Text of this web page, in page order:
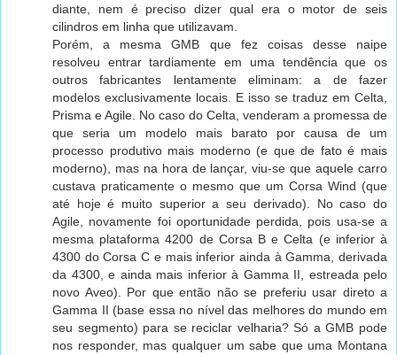
diante, nem é preciso dizer qual era o motor de seis
cilindros em linha que utilizavam.
Porém, a mesma GMB que fez coisas desse naipe
resolveu entrar tardiamente em uma tendência que os
outros fabricantes lentamente eliminam: a de fazer
modelos exclusivamente locais. E isso se traduz em Celta,
Prisma e Agile. No caso do Celta, venderam a promessa de
que seria um modelo mais barato por causa de um
processo produtivo mais moderno (e que de fato é mais
moderno), mas na hora de lançar, viu-se que aquele carro
custava praticamente o mesmo que um Corsa Wind (que
até hoje é muito superior a seu derivado). No caso do
Agile, novamente foi oportunidade perdida, pois usa-se a
mesma plataforma 4200 de Corsa B e Celta (e inferior à
4300 do Corsa C e mais inferior ainda à Gamma, derivada
da 4300, e ainda mais inferior à Gamma II, estreada pelo
novo Aveo). Por que então não se preferiu usar direto a
Gamma II (base essa no nível das melhores do mundo em
seu segmento) para se reciclar velharia? Só a GMB pode
nos responder, mas qualquer um sabe que uma Montana